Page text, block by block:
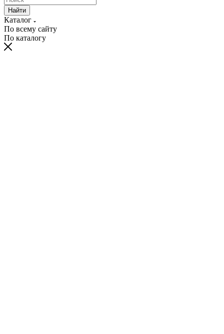
Найти
Каталог
По всему сайту
По каталогу